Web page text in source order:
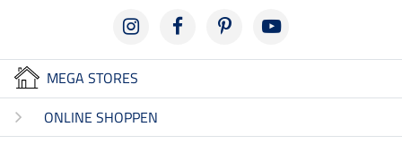
MEGA STORES
ONLINE SHOPPEN